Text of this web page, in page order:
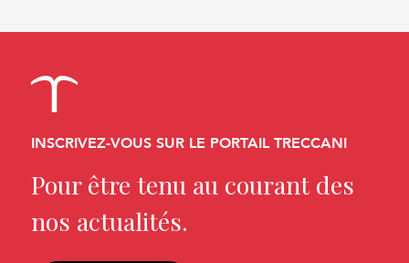
INSCRIVEZ-VOUS SUR LE PORTAIL TRECCANI
Pour être tenu au courant des
nos actualités.